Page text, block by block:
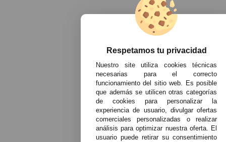
Respetamos tu privacidad
Nuestro site utiliza cookies técnicas
necesarias para el correcto
funcionamiento del sitio web. Es posible
que además se utilicen otras categorías
de cookies para personalizar la
experiencia de usuario, divulgar ofertas
comerciales personalizadas o realizar
análisis para optimizar nuestra oferta. El
usuario puede retirar su consentimiento